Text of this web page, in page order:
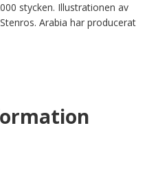
stycken. Illustrationen av
Arabia har producerat